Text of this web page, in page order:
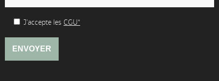
J'accepte les CGU*